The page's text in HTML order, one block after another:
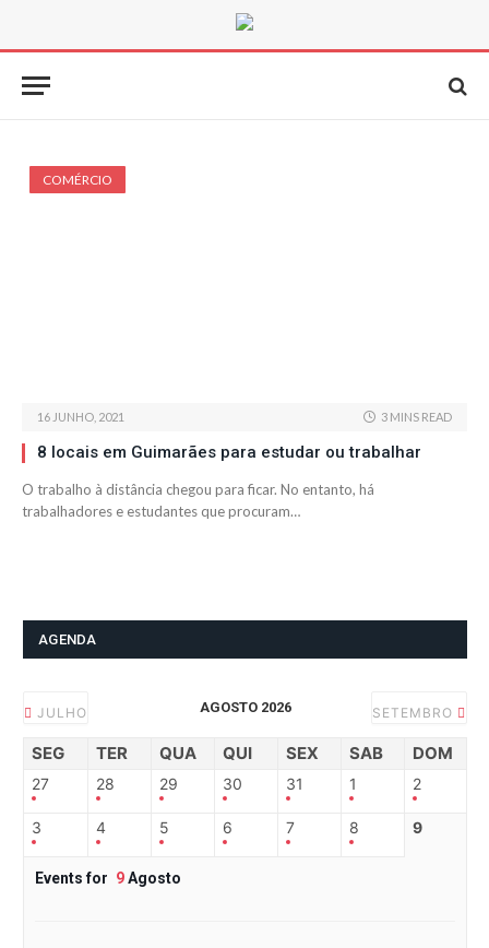
COMÉRCIO
16 JUNHO, 2021 3 MINS READ
8 locais em Guimarães para estudar ou trabalhar
O trabalho à distância chegou para ficar. No entanto, há
trabalhadores e estudantes que procuram…
AGENDA
JULHO AGOSTO 2026 SETEMBRO
SEG TER QUA QUI SEX SAB DOM
27 28 29 30 31 1 2
3 4 5 6 7 8 9
Events for 9Agosto